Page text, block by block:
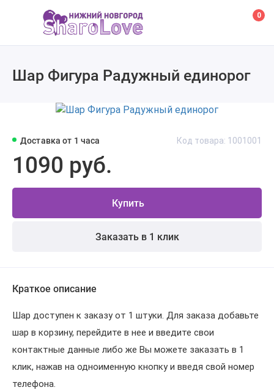
0
Шар Фигура Радужный единорог
Доставка от 1 часа Код товара: 1001001
1090 руб.
Купить
Заказать в 1 клик
Краткое описание
Шар доступен к заказу от 1 штуки. Для заказа добавьте
шар в корзину, перейдите в нее и введите свои
контактные данные либо же Вы можете заказать в 1
клик, нажав на одноименную кнопку и введя свой номер
телефона.